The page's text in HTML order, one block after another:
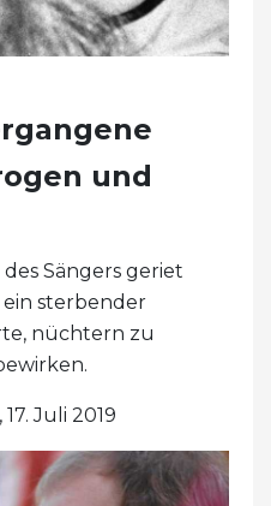
und
Sängers geriet
sterbender
nüchtern zu
Juli 2019